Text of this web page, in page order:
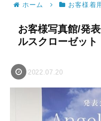
ホーム お客様着
お客様写真館/発
ルスクローゼット
2022.07.20